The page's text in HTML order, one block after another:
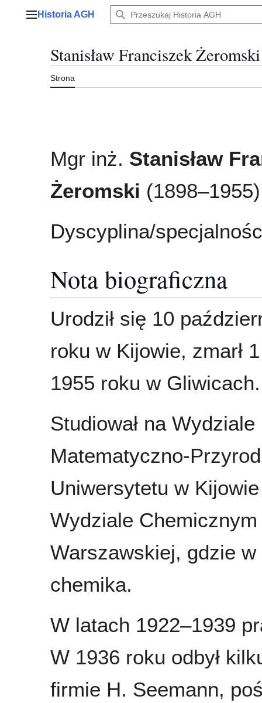
Menu główne
Historia AGH
Stanisław Franciszek Żeromski
Strona
Mgr inż. Stanisław
Żeromski (1898–1955)
Dyscyplina/
Nota biograficzna
Urodził się 10
roku w Kijowie, zmarł
1955 roku w Gliwicach.
Studiował na Wydziale
Matematyczno-
Uniwersytetu w
Wydziale
Warszawskiej, gdzie
chemika.
W latach 1922–1939
W 1936 roku odbył
firmie H. Seemann,